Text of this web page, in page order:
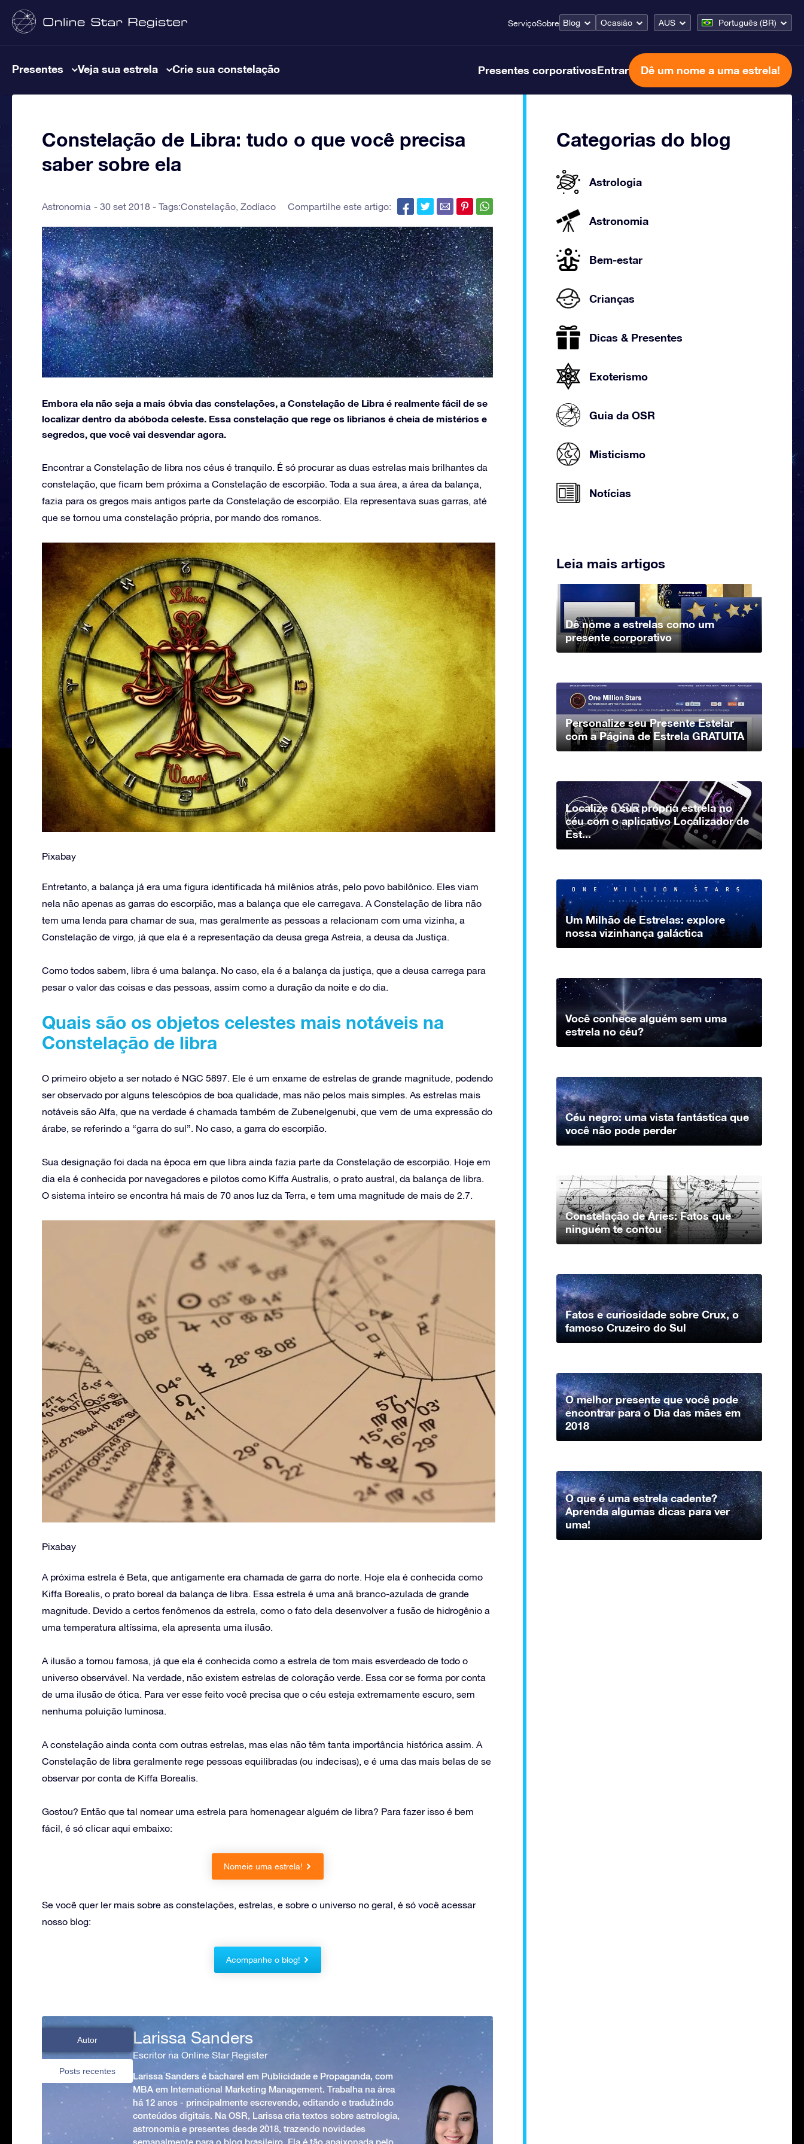
ServiçoSobre Blog Ocasião AUS Português (BR)
Presentes Veja sua estrela Crie sua constelação Presentes corporativosEntrar Dê um nome a uma estrela!
Constelação de Libra: tudo o que você precisa
saber sobre ela
Astronomia 30 set 2018 - Tags:Constelação, Zodíaco Compartilhe este artigo:
Embora ela não seja a mais óbvia das constelações, a Constelação de Libra é realmente fácil de se
localizar dentro da abóboda celeste. Essa constelação que rege os librianos é cheia de mistérios e
segredos, que você vai desvendar agora.
Encontrar a Constelação de libra nos céus é tranquilo. É só procurar as duas estrelas mais brilhantes da
constelação, que ficam bem próxima a Constelação de escorpião. Toda a sua área, a área da balança,
fazia para os gregos mais antigos parte da Constelação de escorpião. Ela representava suas garras, até
que se tornou uma constelação própria, por mando dos romanos.
Pixabay
Entretanto, a balança já era uma figura identificada há milênios atrás, pelo povo babilônico. Eles viam
nela não apenas as garras do escorpião, mas a balança que ele carregava. A Constelação de libra não
tem uma lenda para chamar de sua, mas geralmente as pessoas a relacionam com uma vizinha, a
Constelação de virgo, já que ela é a representação da deusa grega Astreia, a deusa da Justiça.
Como todos sabem, libra é uma balança. No caso, ela é a balança da justiça, que a deusa carrega para
pesar o valor das coisas e das pessoas, assim como a duração da noite e do dia.
Quais são os objetos celestes mais notáveis na
Constelação de libra
O primeiro objeto a ser notado é NGC 5897. Ele é um enxame de estrelas de grande magnitude, podendo
ser observado por alguns telescópios de boa qualidade, mas não pelos mais simples. As estrelas mais
notáveis são Alfa, que na verdade é chamada também de Zubenelgenubi, que vem de uma expressão do
árabe, se referindo a “garra do sul”. No caso, a garra do escorpião.
Sua designação foi dada na época em que libra ainda fazia parte da Constelação de escorpião. Hoje em
dia ela é conhecida por navegadores e pilotos como Kiffa Australis, o prato austral, da balança de libra.
O sistema inteiro se encontra há mais de 70 anos luz da Terra, e tem uma magnitude de mais de 2.7.
Pixabay
A próxima estrela é Beta, que antigamente era chamada de garra do norte. Hoje ela é conhecida como
Kiffa Borealis, o prato boreal da balança de libra. Essa estrela é uma anã branco-azulada de grande
magnitude. Devido a certos fenômenos da estrela, como o fato dela desenvolver a fusão de hidrogênio a
uma temperatura altíssima, ela apresenta uma ilusão.
A ilusão a tornou famosa, já que ela é conhecida como a estrela de tom mais esverdeado de todo o
universo observável. Na verdade, não existem estrelas de coloração verde. Essa cor se forma por conta
de uma ilusão de ótica. Para ver esse feito você precisa que o céu esteja extremamente escuro, sem
nenhuma poluição luminosa.
A constelação ainda conta com outras estrelas, mas elas não têm tanta importância histórica assim. A
Constelação de libra geralmente rege pessoas equilibradas (ou indecisas), e é uma das mais belas de se
observar por conta de Kiffa Borealis.
Gostou? Então que tal nomear uma estrela para homenagear alguém de libra? Para fazer isso é bem
fácil, é só clicar aqui embaixo:
Nomeie uma estrela!
Se você quer ler mais sobre as constelações, estrelas, e sobre o universo no geral, é só você acessar
nosso blog:
Acompanhe o blog!
Autor
Posts recentes
Larissa Sanders
Escritor na Online Star Register
Larissa Sanders é bacharel em Publicidade e Propaganda, com
MBA em International Marketing Management. Trabalha na área
há 12 anos - principalmente escrevendo, editando e traduzindo
conteúdos digitais. Na OSR, Larissa cria textos sobre astrologia,
astronomia e presentes desde 2018, trazendo novidades
semanalmente para o blog brasileiro. Ela é tão apaixonada pelo
Categorias do blog
Astrologia
Astronomia
Bem-estar
Crianças
Dicas & Presentes
Exoterismo
Guia da OSR
Misticismo
Notícias
Leia mais artigos
Dê nome a estrelas como um
presente corporativo
Personalize seu Presente Estelar
com a Página de Estrela GRATUITA
Localize a sua própria estrela no
céu com o aplicativo Localizador de
Est...
Um Milhão de Estrelas: explore
nossa vizinhança galáctica
Você conhece alguém sem uma
estrela no céu?
Céu negro: uma vista fantástica que
você não pode perder
Constelação de Áries: Fatos que
ninguém te contou
Fatos e curiosidade sobre Crux, o
famoso Cruzeiro do Sul
O melhor presente que você pode
encontrar para o Dia das mães em
2018
O que é uma estrela cadente?
Aprenda algumas dicas para ver
uma!